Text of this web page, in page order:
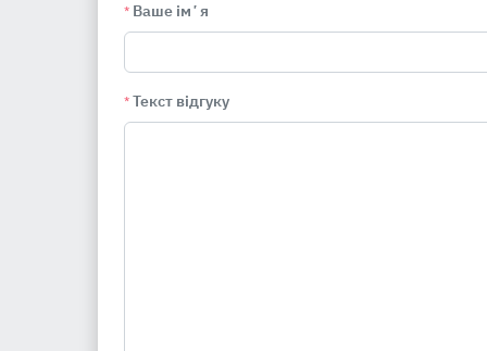
* Ваше імʼя
* Текст відгуку